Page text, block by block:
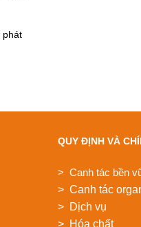
phát
QUY ĐỊNH VÀ
> Canh tác bền
> Canh tác
> Dịch vụ
> Hóa chất